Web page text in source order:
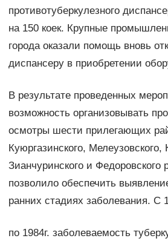
противотуберкулезного
на 150 коек. Крупные
города оказали помощь вновь
диспансеру в приобретении
В результате проведенных
возможность организовывать
осмотры шести прилегающих
Куюргазинского, Мелеузовского,
Зианчуринского и Федоровского
позволило обеспечить
ранних стадиях заболевания. С
по 1984г. заболеваемость